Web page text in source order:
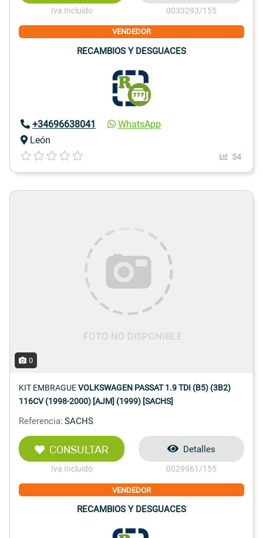
Iva Incluido 0033293/155
VENDEDOR
RECAMBIOS Y DESGUACES
+34696638041
WhatsApp
León
54
0
KIT EMBRAGUEVOLKSWAGEN PASSAT 1.9 TDI (B5) (3B2)
116CV (1998-2000) [AJM] (1999) [SACHS]
Referencia: SACHS
CONSULTAR
Iva Incluido
Detalles
0029961/155
VENDEDOR
RECAMBIOS Y DESGUACES